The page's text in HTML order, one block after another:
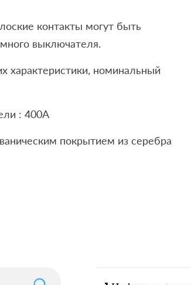
контакты могут быть
выключателя.
характеристики, номинальный
: 400A
покрытием из серебра